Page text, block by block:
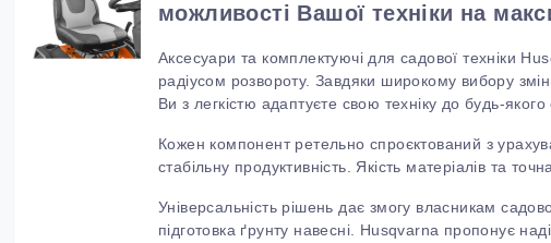
можливості Вашої техніки на
Аксесуари та комплектуючі для садової техніки
радіусом розвороту. Завдяки широкому вибору
Ви з легкістю адаптуєте свою техніку до будь-якого
Кожен компонент ретельно спроєктований з
стабільну продуктивність. Якість матеріалів та
Універсальність рішень дає змогу власникам
підготовка ґрунту навесні. Husqvarna пропонує